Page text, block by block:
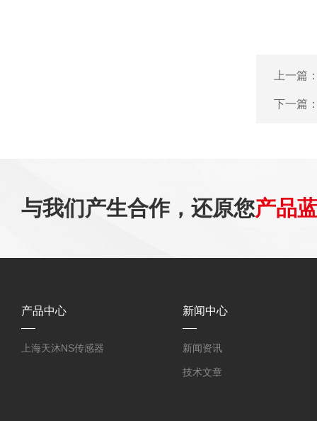
上一篇
下一篇
与我们产生合作，还原您产品
产品中心
上海天沐NS传感器
新闻中心
新闻资讯
技术文章